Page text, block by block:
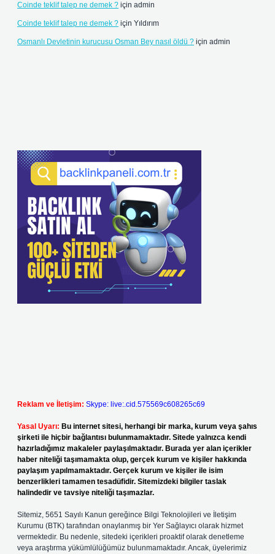
Coinde teklif talep ne demek ? için admin
Coinde teklif talep ne demek ? için Yıldırım
Osmanlı Devletinin kurucusu Osman Bey nasıl öldü ? için admin
Reklam ve İletişim: Skype: live:.cid.575569c608265c69
Yasal Uyarı: Bu internet sitesi, herhangi bir marka, kurum veya şahıs
şirketi ile hiçbir bağlantısı bulunmamaktadır. Sitede yalnızca kendi
hazırladığımız makaleler paylaşılmaktadır. Burada yer alan içerikler
haber niteliği taşımamakta olup, gerçek kurum ve kişiler hakkında
paylaşım yapılmamaktadır. Gerçek kurum ve kişiler ile isim
benzerlikleri tamamen tesadüfidir. Sitemizdeki bilgiler taslak
halindedir ve tavsiye niteliği taşımazlar.
Sitemiz, 5651 Sayılı Kanun gereğince Bilgi Teknolojileri ve İletişim
Kurumu (BTK) tarafından onaylanmış bir Yer Sağlayıcı olarak hizmet
vermektedir. Bu nedenle, sitedeki içerikleri proaktif olarak denetleme
veya araştırma yükümlülüğümüz bulunmamaktadır. Ancak, üyelerimiz